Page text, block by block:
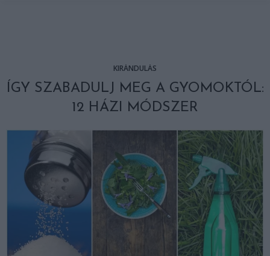
KIRÁNDULÁS
ÍGY SZABADULJ MEG A GYOMOKTÓL:
12 HÁZI MÓDSZER